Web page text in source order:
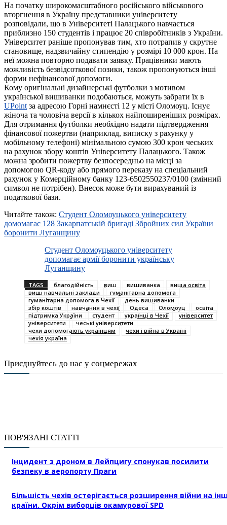
На початку широкомасштабного російського військового
вторгнення в Україну представники університету
розповідали, що в Університеті Палацького навчається
приблизно 150 студентів і працює 20 співробітників з України.
Університет раніше пропонував тим, хто потрапив у скрутне
становище, надзвичайну стипендію у розмірі 10 000 крон. На
неї можна повторно подавати заявку. Працівники мають
можливість безвідсоткової позики, також пропонуються інші
форми нефінансової допомоги.
Кому оригінальні дизайнерські футболки з мотивом
української вишиванки подобаються, можуть забрати їх в
UPoint за адресою Горні намнєсті 12 у місті Оломоуц. Існує
жіноча та чоловіча версії в кількох найпоширеніших розмірах.
Для отримання футболки необхідно надати підтвердження
фінансової пожертви (наприклад, виписку з рахунку у
мобільному телефоні) мінімальною сумою 300 крон чеських
на рахунок збору коштів Університету Палацького. Також
можна зробити пожертву безпосередньо на місці за
допомогою QR-коду або прямого переказу на спеціальний
рахунок у Комерційному банку 123-6502550237/0100 (змінний
символ не потрібен). Внесок може бути вирахуваний із
податкової бази.
Читайте також: Студент Оломоуцького університету
домомагає 128 Закарпатській бригаді Збройних сил України
боронити Луганщину
Студент Оломоуцького університету
допомагає армії боронити українську
Луганщину
TAGS благодійність виш вишиванка
вища освіта
вищі навчальні заклади
гуманітарна допомога
гуманітарна допомога в Чехії
день вишиванки
збір коштів
навчання в чехії Одеса Оломоуц
освіта
підтримка України
студент українці в Чехії
університет
університети
чеські університети
чехи допомогають українцям
чехи і війна в Україні
чехія україна
Приєднуйтесь до нас у соцмережах
ПОВ'ЯЗАНІ СТАТТІ
Інцидент з дроном в Лейпцигу спонукав посилити
безпеку в аеропорту Праги
Більшість чехів остерігається розширення війни на
країни. Окрім виборців окамурової SPD